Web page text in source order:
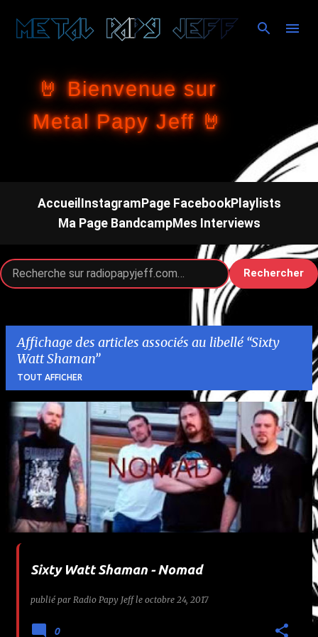
Accéder au contenu principal
🤘 Bienvenue sur
Metal Papy Jeff 🤘
Accueil InstagramPage FacebookPlaylists
Ma Page BandcampMes Interviews
Rechercher
Affichage des articles associés au libellé Sixty
Watt Shaman
TOUT AFFICHER
Sixty Watt Shaman - Nomad
publié par Radio Papy Jeff le octobre 24, 2017
0